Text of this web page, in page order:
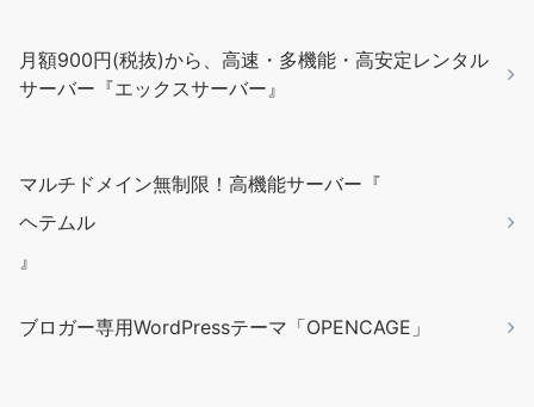
月額900円(税抜)から、高速・多機能・高安定レンタル
サーバー『エックスサーバー』
マルチドメイン無制限！高機能サーバー『
ヘテムル
』
ブロガー専用WordPressテーマ「OPENCAGE」